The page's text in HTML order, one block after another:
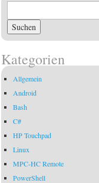
nach:
Kategorien
Allgemein
Android
Bash
C#
HP Touchpad
Linux
MPC-HC Remote
PowerShell